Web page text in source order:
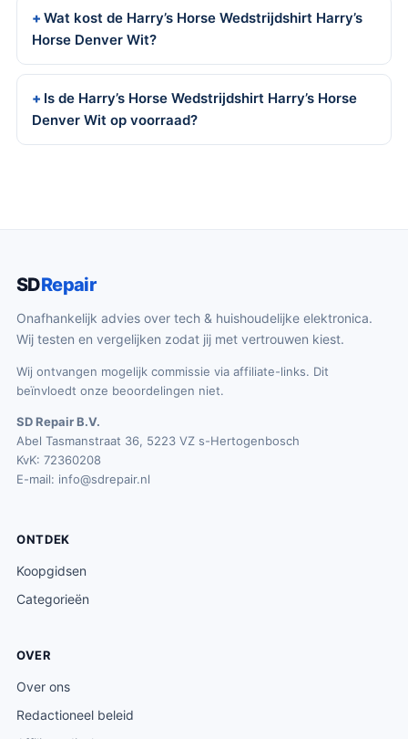
Wat kost de Harry’s Horse Wedstrijdshirt Harry’s
Horse Denver Wit?
Is de Harry’s Horse Wedstrijdshirt Harry’s Horse
Denver Wit op voorraad?
SDRepair
Onafhankelijk advies over tech & huishoudelijke elektronica.
Wij testen en vergelijken zodat jij met vertrouwen kiest.
Wij ontvangen mogelijk commissie via affiliate-links. Dit
beïnvloedt onze beoordelingen niet.
SD Repair B.V.
Abel Tasmanstraat 36, 5223 VZ s-Hertogenbosch
KvK: 72360208
E-mail: info@sdrepair.nl
ONTDEK
Koopgidsen
Categorieën
OVER
Over ons
Redactioneel beleid